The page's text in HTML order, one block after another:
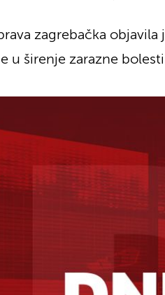
zagrebačka
u širenje zarazne